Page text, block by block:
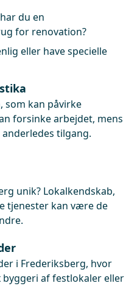
du en
for renovation?
eller have specielle
som kan påvirke
forsinke arbejdet, mens
tilgang.
unik? Lokalkendskab,
tjenester kan være de
i Frederiksberg, hvor
af festlokaler eller